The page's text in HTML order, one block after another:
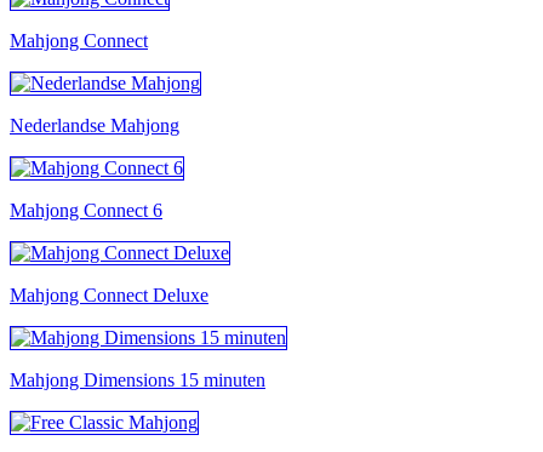
Mahjong Connect
Nederlandse Mahjong
Mahjong Connect 6
Mahjong Connect Deluxe
Mahjong Dimensions 15 minuten